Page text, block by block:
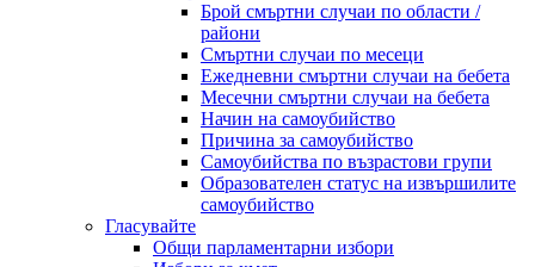
Брой смъртни случаи по области /
райони
Смъртни случаи по месеци
Ежедневни смъртни случаи на бебета
Месечни смъртни случаи на бебета
Начин на самоубийство
Причина за самоубийство
Самоубийства по възрастови групи
Образователен статус на извършилите
самоубийство
Гласувайте
Общи парламентарни избори